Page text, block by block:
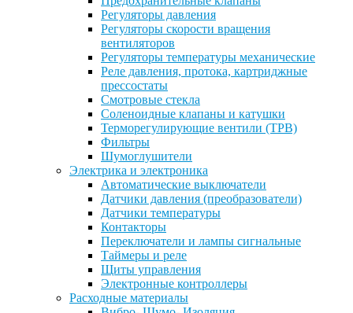
Регуляторы давления
Регуляторы скорости вращения
вентиляторов
Регуляторы температуры механические
Реле давления, протока, картриджные
прессостаты
Смотровые стекла
Соленоидные клапаны и катушки
Терморегулирующие вентили (ТРВ)
Фильтры
Шумоглушители
Электрика и электроника
Автоматические выключатели
Датчики давления (преобразователи)
Датчики температуры
Контакторы
Переключатели и лампы сигнальные
Таймеры и реле
Щиты управления
Электронные контроллеры
Расходные материалы